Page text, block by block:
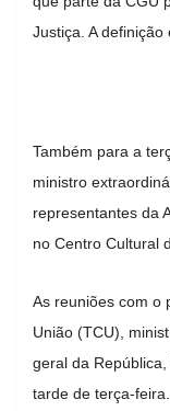
Justiça. A
Também para a
ministro
representantes da
no Centro Cultural
As reuniões com o
União (TCU),
geral da
tarde de terça-feira.